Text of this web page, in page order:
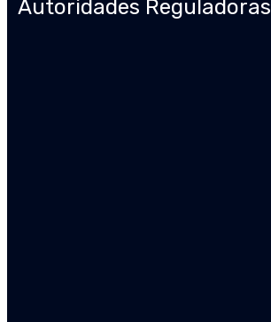
Autoridades Reguladoras